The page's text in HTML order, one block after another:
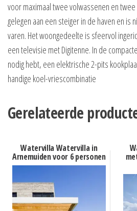
voor maximaal twee volwassenen en
gelegen aan een steiger in de haven en is
varen. Het woongedeelte is sfeervol
een televisie met Digitenne. In de
nodig hebt, een elektrische 2-pits
handige koel-vriescombinatie
Gerelateerde
Watervilla Watervilla in
Arnemuiden voor 6 personen